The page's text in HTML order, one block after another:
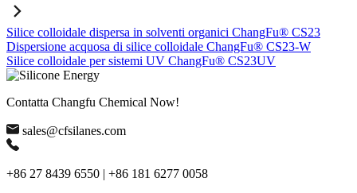
Silice colloidale dispersa in solventi organici ChangFu® CS23
Dispersione acquosa di silice colloidale ChangFu® CS23-W
Silice colloidale per sistemi UV ChangFu® CS23UV
Contatta Changfu Chemical Now!
sales@cfsilanes.com
+86 27 8439 6550 | +86 181 6277 0058